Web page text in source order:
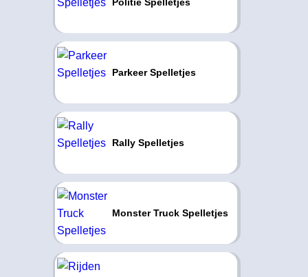
Parkeer Spelletjes
Rally Spelletjes
Monster Truck Spelletjes